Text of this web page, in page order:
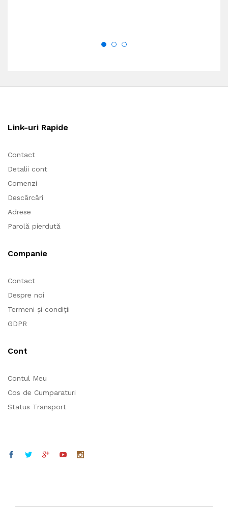
Link-uri Rapide
Contact
Detalii cont
Comenzi
Descărcări
Adrese
Parolă pierdută
Companie
Contact
Despre noi
Termeni și condiții
GDPR
Cont
Contul Meu
Cos de Cumparaturi
Status Transport